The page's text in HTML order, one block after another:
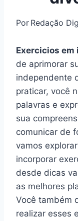
Por Redação
Exercicios em
de aprimorar
independente
praticar, você
palavras e
sua
comunicar de
vamos
incorporar
desde dicas
as melhores
Você também
realizar esses